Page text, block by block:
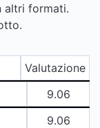
altri formati.
Valutazione
9.06
9.06